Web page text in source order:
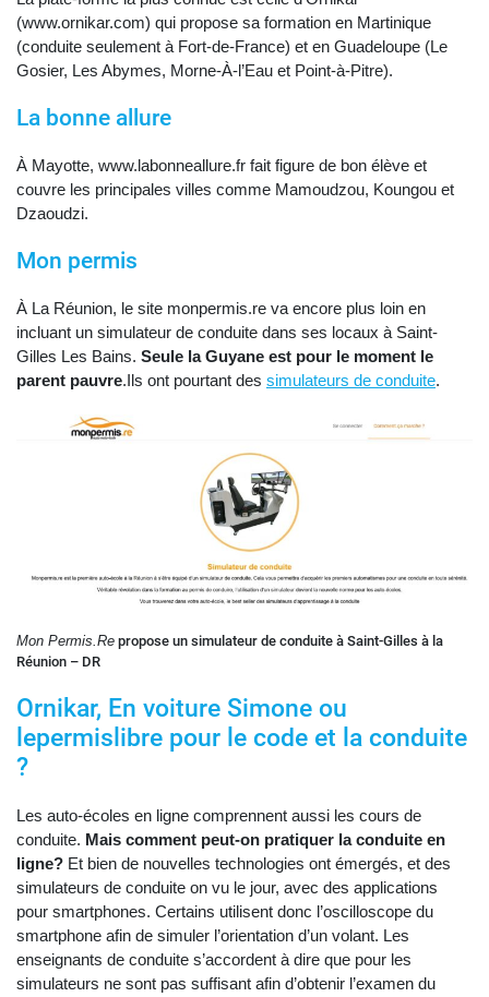
(www.ornikar.com) qui propose sa formation en Martinique
(conduite seulement à Fort-de-France) et en Guadeloupe (Le
Gosier, Les Abymes, Morne-À-l’Eau et Point-à-Pitre).
La bonne allure
À Mayotte, www.labonneallure.fr fait figure de bon élève et
couvre les principales villes comme Mamoudzou, Koungou et
Dzaoudzi.
Mon permis
À La Réunion, le site monpermis.re va encore plus loin en
incluant un simulateur de conduite dans ses locaux à Saint-
Gilles Les Bains. Seule la Guyane est pour le moment le
parent pauvre.Ils ont pourtant des simulateurs de conduite.
Mon Permis.Re propose un simulateur de conduite à Saint-Gilles à la
Réunion – DR
Ornikar, En voiture Simone ou
lepermislibre pour le code et la conduite
?
Les auto-écoles en ligne comprennent aussi les cours de
conduite. Mais comment peut-on pratiquer la conduite en
ligne? Et bien de nouvelles technologies ont émergés, et des
simulateurs de conduite on vu le jour, avec des applications
pour smartphones. Certains utilisent donc l’oscilloscope du
smartphone afin de simuler l’orientation d’un volant. Les
enseignants de conduite s’accordent à dire que pour les
simulateurs ne sont pas suffisant afin d’obtenir l’examen du